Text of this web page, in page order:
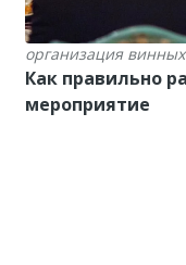
организация
Как правильно
мероприятие